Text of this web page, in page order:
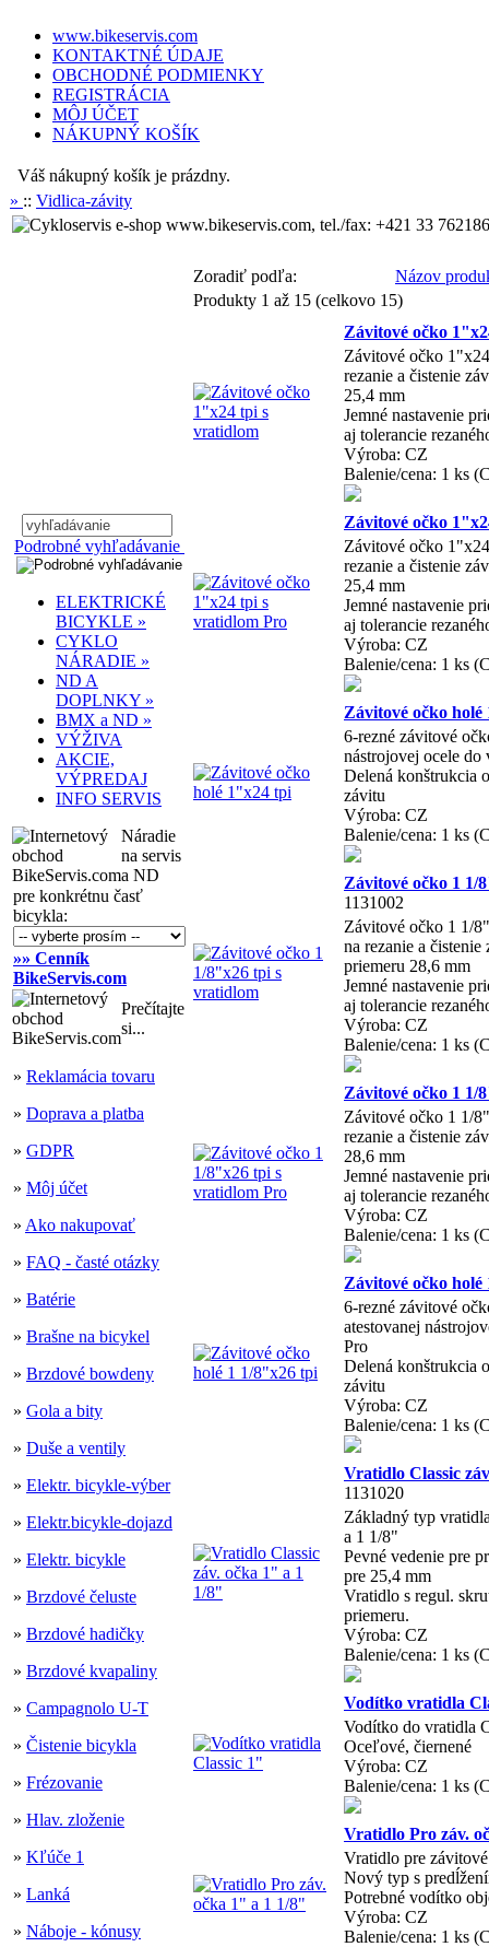
www.bikeservis.com
KONTAKTNÉ ÚDAJE
OBCHODNÉ PODMIENKY
REGISTRÁCIA
MÔJ ÚČET
NÁKUPNÝ KOŠÍK
Váš nákupný košík je prázdny.
» :: Vidlica-závity
www.bikeservis.com, tel./fax: +421 33
Podrobné vyhľadávanie
ELEKTRICKÉ
BICYKLE »
CYKLO
NÁRADIE »
ND A
DOPLNKY »
BMX a ND »
VÝŽIVA
AKCIE,
VÝPREDAJ
INFO SERVIS
Náradie
na servis
a ND
pre konkrétnu časť
bicykla:
»» Cenník
BikeServis.com
Prečítajte
si...
» Reklamácia tovaru
» Doprava a platba
» GDPR
» Môj účet
» Ako nakupovať
» FAQ - časté otázky
» Batérie
» Brašne na bicykel
» Brzdové bowdeny
» Gola a bity
» Duše a ventily
» Elektr. bicykle-výber
» Elektr.bicykle-dojazd
» Elektr. bicykle
» Brzdové čeluste
» Brzdové hadičky
» Brzdové kvapaliny
» Campagnolo U-T
» Čistenie bicykla
» Frézovanie
» Hlav. zloženie
» Kľúče 1
» Lanká
» Náboje - kónusy
Zoradiť podľa:
Názov
Produkty 1 až 15 (celkovo 15)
Závitové očko
Závitové očko
rezanie a čistenie
25,4 mm
Jemné nastavenie
aj tolerancie
Výroba: CZ
Balenie/cena: 1 ks
Závitové očko
Závitové očko
rezanie a čistenie
25,4 mm
Jemné nastavenie
aj tolerancie
Výroba: CZ
Balenie/cena: 1 ks
Závitové očko
6-rezné závitové
nástrojovej ocele do
Delená konštrukcia
závitu
Výroba: CZ
Balenie/cena: 1 ks
Závitové očko 1 1/
1131002
Závitové očko 1 1/
na rezanie a
priemeru 28,6 mm
Jemné nastavenie
aj tolerancie
Výroba: CZ
Balenie/cena: 1 ks
Závitové očko 1 1/
Závitové očko 1 1/
rezanie a čistenie
28,6 mm
Jemné nastavenie
aj tolerancie
Výroba: CZ
Balenie/cena: 1 ks
Závitové očko
6-rezné závitové
atestovanej
Pro
Delená konštrukcia
závitu
Výroba: CZ
Balenie/cena: 1 ks
Vratidlo Classic
1131020
Základný typ
a 1 1/8"
Pevné vedenie pre
pre 25,4 mm
Vratidlo s regul.
priemeru.
Výroba: CZ
Balenie/cena: 1 ks
Vodítko vratidla
Vodítko do vratidla
Oceľové, čiernené
Výroba: CZ
Balenie/cena: 1 ks
Vratidlo Pro záv.
Vratidlo pre
Nový typ s
Potrebné vodítko
Výroba: CZ
Balenie/cena: 1 ks